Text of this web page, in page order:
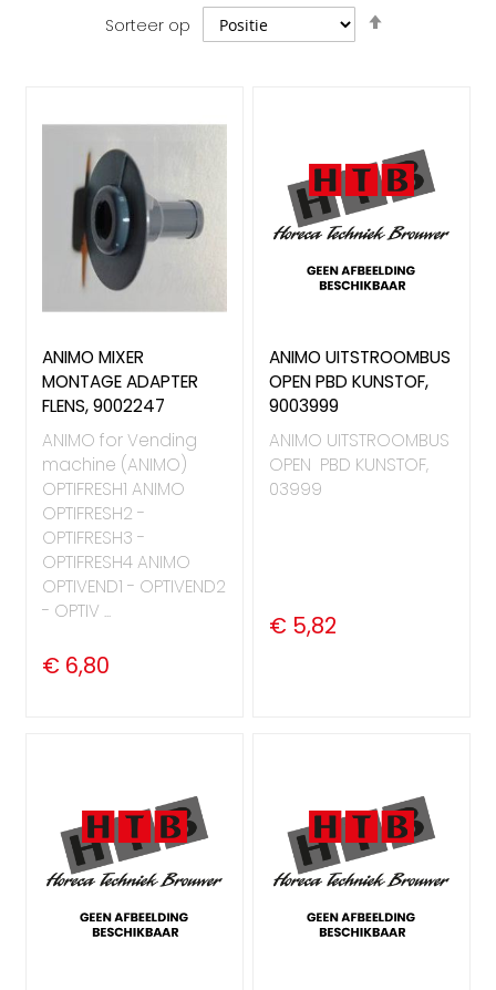
Sorteer op
ANIMO MIXER
MONTAGE ADAPTER
FLENS, 9002247
ANIMO for Vending
machine (ANIMO)
OPTIFRESH1 ANIMO
OPTIFRESH2 -
OPTIFRESH3 -
OPTIFRESH4 ANIMO
OPTIVEND1 - OPTIVEND2
- OPTIV ...
€ 6,80
ANIMO UITSTROOMBUS
OPEN PBD KUNSTOF,
9003999
ANIMO UITSTROOMBUS
OPEN PBD KUNSTOF,
03999
€ 5,82